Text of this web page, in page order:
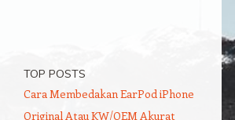
TOP POSTS
Cara Membedakan EarPod iPhone
Original Atau KW/OEM Akurat